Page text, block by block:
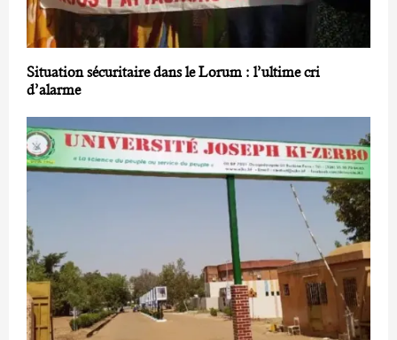
Situation sécuritaire dans le Lorum : l’ultime cri
d’alarme